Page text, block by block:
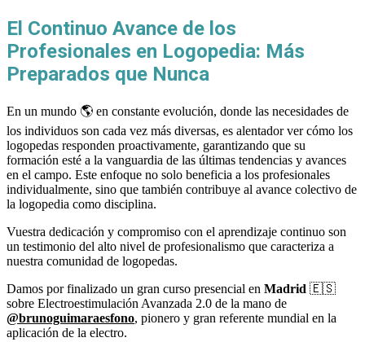
El Continuo Avance de los
Profesionales en Logopedia: Más
Preparados que Nunca
En un mundo 🌎 en constante evolución, donde las necesidades de
los individuos son cada vez más diversas, es alentador ver cómo los
logopedas responden proactivamente, garantizando que su
formación esté a la vanguardia de las últimas tendencias y avances
en el campo. Este enfoque no solo beneficia a los profesionales
individualmente, sino que también contribuye al avance colectivo de
la logopedia como disciplina.
Vuestra dedicación y compromiso con el aprendizaje continuo son
un testimonio del alto nivel de profesionalismo que caracteriza a
nuestra comunidad de logopedas.
Damos por finalizado un gran curso presencial en Madrid 🇪🇸
sobre Electroestimulación Avanzada 2.0 de la mano de
@brunoguimaraesfono, pionero y gran referente mundial en la
aplicación de la electro.